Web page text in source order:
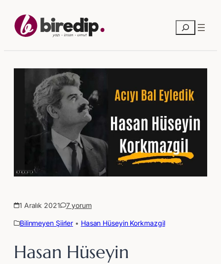
Ara
1 Aralık 2021 7 yorum
Bilinmeyen Şiirler • Hasan Hüseyin Korkmazgil
Hasan Hüseyin